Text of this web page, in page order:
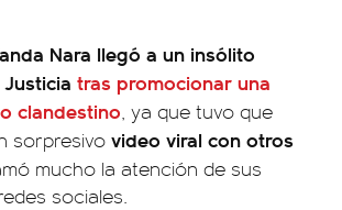
Nara llegó a un insólito
tras promocionar una
clandestino, ya que tuvo que
sorpresivo video viral con otros
mucho la atención de sus
sociales.